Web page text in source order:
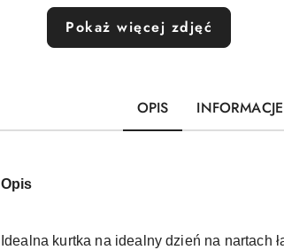
Pokaż więcej zdjęć
OPIS
Opis
Idealna kurtka na idealny dzień na nartach